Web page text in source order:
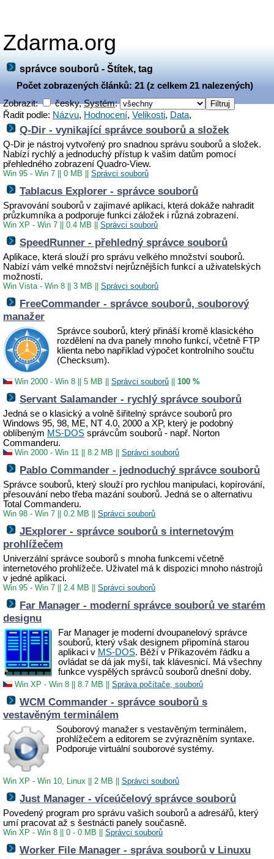
Zdarma.org
správce souborů - Štítek, tag
Počet zobrazených článků: 21 (z celkem 21 nalezených)
Zobrazit:
česky,Systém:
Řadit podle: Názvu, Hodnocení, Velikosti, Data,
Q-Dir - vynikající správce souborů a složek
Q-Dir je nástroj vytvořený pro snadnou správu souborů a složek.
Nabízí rychlý a jednoduchý přístup k vašim datům pomocí
přehledného zobrazení Quadro-View.
Win 95 - Win 7 0 MB Správci souborů
Tablacus Explorer - správce souborů
Spravování souborů v zajímavé aplikaci, která dokáže nahradit
průzkumníka a podporuje funkci záložek i různá zobrazení.
Win XP - Win 7 0.4 MB Správci souborů
SpeedRunner - přehledný správce souborů
Aplikace, která slouží pro správu velkého množství souborů.
Nabízí vám velké množství nejrůznějších funkcí a uživatelských
možností.
Win Vista - Win 8 3 MB Správci souborů
FreeCommander - správce souborů, souborový
manažer
Správce souborů, který přináší kromě klasického
rozdělení na dva panely mnoho funkcí, včetně FTP
klienta nebo například výpočet kontrolního součtu
(Checksum).
Win 2000 - Win 8 5 MB Správci souborů 100 %
Servant Salamander - rychlý správce souborů
Jedná se o klasický a volně šiřitelný správce souborů pro
Windows 95, 98, ME, NT 4.0, 2000 a XP, který je podobný
oblíbeným MS-DOS správcům souborů - např. Norton
Commanderu.
Win 2000 - Win 11 8.2 MB Správci souborů
Pablo Commander - jednoduchý správce souborů
Správce souborů, který slouží pro rychlou manipulaci, kopírování,
přesouvání nebo třeba mazání souborů. Jedná se o alternativu
Total Commanderu.
Win 98 - Win 7 0.2 MB Správci souborů
JExplorer - správce souborů s internetovým
prohlížečem
Univerzální správce souborů s mnoha funkcemi včetně
internetového prohlížeče. Uživatel má k dispozici mnoho nástrojů
v jedné aplikaci.
Win 95 - Win 7 2.4 MB Správci souborů
Far Manager - moderní správce souborů ve starém
designu
Far Manager je moderní dvoupanelový správce
souborů, který však designem připomíná starou
aplikaci v MS-DOS. Běží v Příkazovém řádku a
ovládat se dá jak myší, tak klávesnicí. Má všechny
funkce vyspělých správců souborů dnešní doby.
Win XP - Win 8 8.7 MB Správa počítače, souborů
WCM Commander - správce souborů s
vestavěným terminálem
Souborový manažer s vestavěným terminálem,
prohlížečem a editorem se zvýrazněním syntaxe.
Podporuje virtuální souborové systémy.
Win XP - Win 10, Linux 2 MB Správci souborů
Just Manager - víceúčelový správce souborů
Povedený program pro správu vašich souborů a adresářů, který
umí pracovat až s šestnácti panely současně.
Win XP - Win 8 0 - 0 MB Správci souborů
Worker File Manager - správa souborů v Linuxu